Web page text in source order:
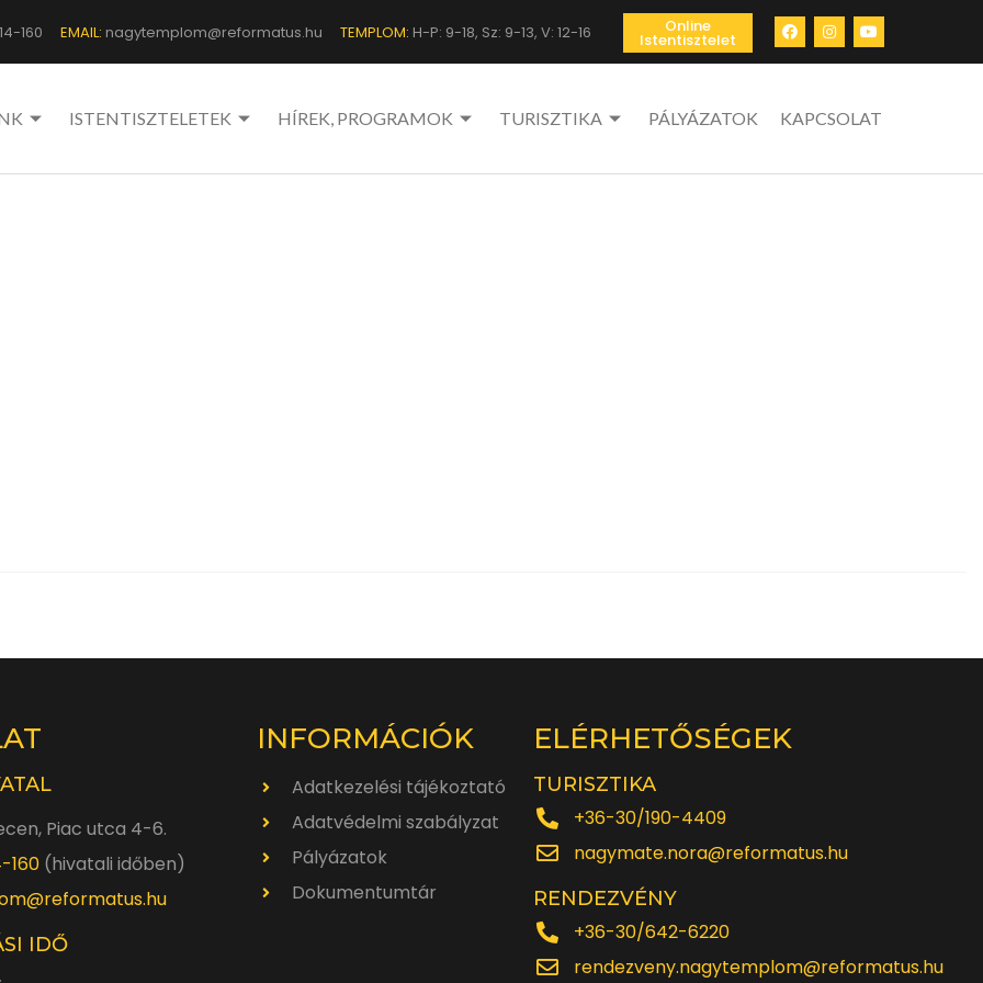
160 EMAIL: nagytemplom@reformatus.hu TEMPLOM: H-P: 9-18, Sz: 9-13, V: 12-16 Online
Istentisztelet
ISTENTISZTELETEK HÍREK, PROGRAMOK TURISZTIKA PÁLYÁZATOK KAPCSOLAT
Piac utca 4-6.
160 (hivatali időben)
IDŐ
INFORMÁCIÓK
Adatkezelési tájékoztató
Adatvédelmi szabályzat
Pályázatok
Dokumentumtár
ELÉRHETŐSÉGEK
TURISZTIKA
+36-30/190-4409
nagymate.nora@reformatus.hu
RENDEZVÉNY
+36-30/642-6220
rendezveny.nagytemplom@reformatus.hu